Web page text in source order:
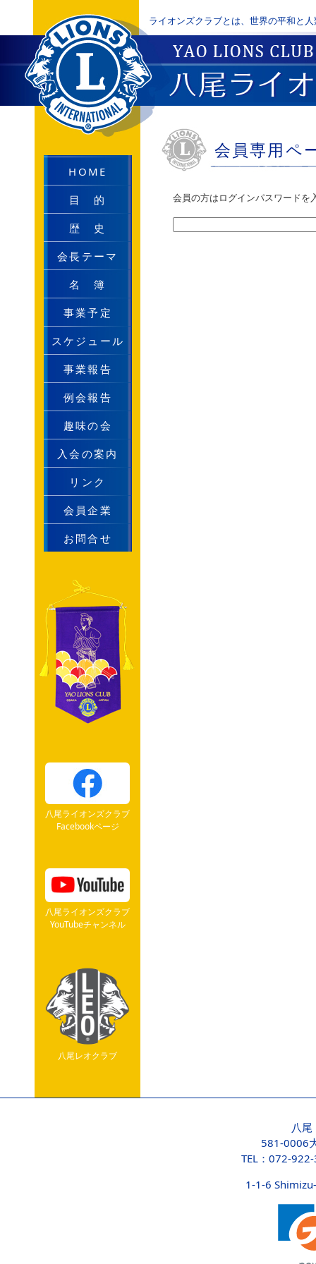
ライオンズクラブとは、世界の平和と
HOME
目 的
歴 史
会長テーマ
名 簿
事業予定
スケジュール
事業報告
例会報告
趣味の会
入会の案内
リンク
会員企業
お問合せ
八尾ライオンズクラブ
Facebookページ
八尾ライオンズクラブ
YouTubeチャンネル
八尾レオクラブ
会員専用ペ
会員の方はログインパスワードを
八
581-0006
TEL：072-
1-1-6